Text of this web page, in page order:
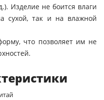
Изделие не боится влаги
сухой, так и на влажной
что позволяет им не